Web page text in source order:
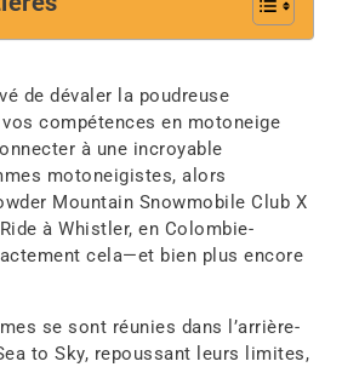
dedévaler la poudreuse
compétences en motoneige
à une incroyable
motoneigistes, alors
Mountain Snowmobile Club X
à Whistler, en Colombie-
cela—et bien plus encore
se sont réunies dans l’arrière-
to Sky, repoussant leurs limites,